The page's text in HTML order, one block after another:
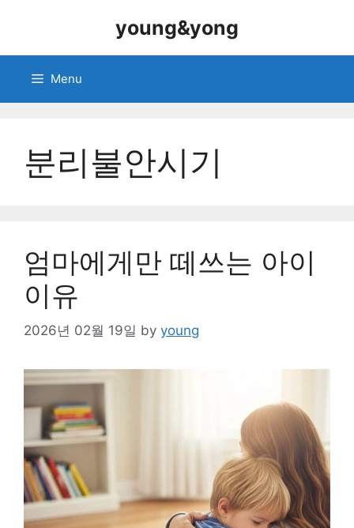
young&yong
Menu
분리불안시기
엄마에게만 떼쓰는 아이
이유
2026년 02월 19일 by young